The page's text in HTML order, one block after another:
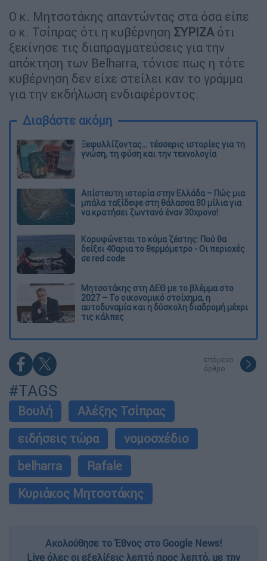
Ο κ. Μητσοτάκης απαντώντας στα όσα είπε
ο κ. Τσίπρας ότι η κυβέρνηση ΣΥΡΙΖΑότι
ξεκίνησε τις διαπραγματεύσεις για την
απόκτηση των Belharra, τόνισε πως η τότε
κυβέρνηση δεν είχε στείλει καν το γράμμα
για την εκδήλωση ενδιαφέροντος.
Διαβάστε ακόμη
Ξεφυλλίζοντας... τέσσερις ιστορίες για τη
γνώση, τη φύση και την τεχνολογία
Απίστευτη ιστορία στην Ελλάδα – Πώς μια
μπάλα ταξίδεψε στη θάλασσα 80 μίλια για
να κρατήσει ζωντανό έναν 30χρονο!
Κορυφώνεται το κύμα ζέστης: Πού θα
δείξει 40αρια το θερμόμετρο - Οι περιοχές
σε red code
Μητσοτάκης στη ΔΕΘ με το βλέμμα στο
2027 – Το οικονομικό στοίχημα, η
αυτοδυναμία και η δύσκολη διαδρομή μέχρι
τις κάλπες
επόμενο
άρθρο
#TAGS
Βουλή
Αλέξης Τσίπρας
ειδήσεις τώρα
νομοσχέδιο
belharra
Rafale
Κυριάκος Μητσοτάκης
Ακολούθησε το Έθνος στο Google News!
Live όλες οι εξελίξεις λεπτό προς λεπτό, με την